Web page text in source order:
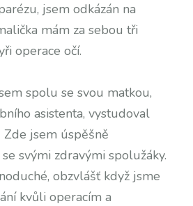
jsem odkázán na
mám za sebou tři
operace očí.
spolu se svou matkou,
asistenta, vystudoval
Zde jsem úspěšně
svými zdravými spolužáky.
obzvlášť když jsme
kvůli operacím a